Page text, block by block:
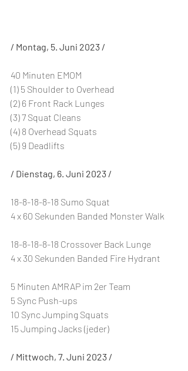
/ Montag, 5. Juni 2023 /
40 Minuten EMOM
(1) 5 Shoulder to Overhead
(2) 6 Front Rack Lunges
(3) 7 Squat Cleans
(4) 8 Overhead Squats
(5) 9 Deadlifts
/ Dienstag, 6. Juni 2023 /
18-8-18-8-18 Sumo Squat
4 x 60 Sekunden Banded Monster Walk
18-8-18-8-18 Crossover Back Lunge
4 x 30 Sekunden Banded Fire Hydrant
5 Minuten AMRAP im 2er Team
5 Sync Push-ups
10 Sync Jumping Squats
15 Jumping Jacks (jeder)
/ Mittwoch, 7. Juni 2023 /